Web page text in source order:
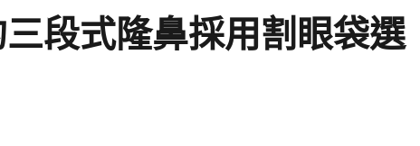
段式隆鼻採用割眼袋選